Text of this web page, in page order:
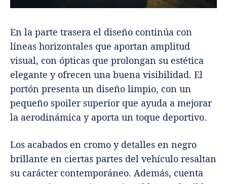
En la parte trasera el diseño continúa con
líneas horizontales que aportan amplitud
visual, con ópticas que prolongan su estética
elegante y ofrecen una buena visibilidad. El
portón presenta un diseño limpio, con un
pequeño spoiler superior que ayuda a mejorar
la aerodinámica y aporta un toque deportivo.
Los acabados en cromo y detalles en negro
brillante en ciertas partes del vehículo resaltan
su carácter contemporáneo. Además, cuenta